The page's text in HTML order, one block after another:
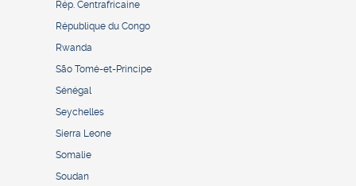
Rép. Centrafricaine
République du Congo
Rwanda
São Tomé-et-Principe
Sénégal
Seychelles
Sierra Leone
Somalie
Soudan